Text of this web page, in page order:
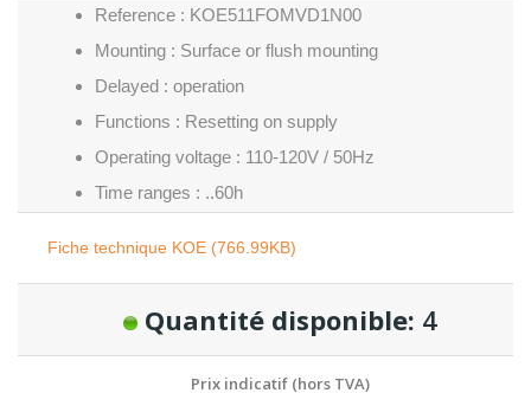
Reference : KOE511FOMVD1N00
Mounting : Surface or flush mounting
Delayed : operation
Functions : Resetting on supply
Operating voltage : 110-120V / 50Hz
Time ranges : ..60h
Fiche technique KOE (766.99KB)
Quantité disponible: 4
Prix indicatif (hors TVA)